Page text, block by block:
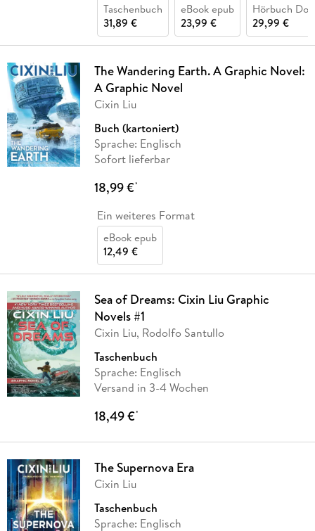
Taschenbuch
31,89 €
eBook epub
23,99 €
Hörbuch
29,99 €
The Wandering Earth. A Graphic Novel:
A Graphic Novel
Cixin Liu
Buch (kartoniert)
Sprache: Englisch
Sofort lieferbar
18,99 €*
Ein weiteres Format
eBook epub
12,49 €
Sea of Dreams: Cixin Liu Graphic
Novels #1
Cixin Liu, Rodolfo Santullo
Taschenbuch
Sprache: Englisch
Versand in 3-4 Wochen
18,49 €*
The Supernova Era
Cixin Liu
Taschenbuch
Sprache: Englisch